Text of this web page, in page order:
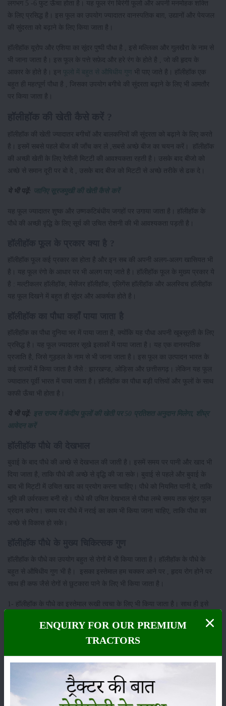
लगभग 5 -6 फुट ऊँचा होता है। यह फूल रंग बिरंगी फूलो और अपनी मनमोहक शक्ति
के लिए प्रसिद्ध है। इस फूल का उपयोग ज्यादातर वानस्पतिक बाग़, उद्यानों और पेयजल
की सुंदरता को बढ़ाने के लिए किया जाता है।
हॉलीहॉक यूरोप और एशिया का सूंदर पुष्पी पौधा है , इसे मल्लिका और गुलखैरा के नाम से
भी जाना जाता है। इस फूल के पत्ते सफ़ेद और हरे रंग के होते है , जो की हृदय के
आकार के होते है। इन
फूलो में बहुत से औषिधीय गुण
भी पाए जाते है। हॉलीहॉक एक
बहुत ही महत्पूर्ण पौधा है , जिसका उपयोग बगीचे की सुंदरता बढ़ाने के लिए भी आमतौर
पर किया जाता है।
हॉलीहॉक की खेती ज्यादातर बगीचों और बालकनियों की सुंदरता को बढ़ाने के लिए करते
है। इसमें सबसे पहले बीज की जाँच कर ले ,सबसे अच्छे बीज का चयन करें। हॉलीहॉक
की अच्छी खेती के लिए रेतीली मिटटी की आवश्यकता रहती है। उसके बाद बीजो को
अच्छे से समान दूरी पर बो दे , उसके बाद बीज को मिटटी से अच्छे तरीके से ढक दे।
ये भी पढ़ें: जानिए सूरजमुखी की खेती कैसे करें
यह फूल ज्यादातर शुष्क और उष्णकटिबंधीय जगहों पर उगाया जाता है। हॉलीहॉक के
पौधे की अच्छी वृद्धि के लिए सूर्य की उचित रोशनी की भी आवश्यकता पड़ती है।
हॉलीहॉक फूल कई प्रकार का होता है और इन सब की अपनी अलग-अलग खासियत भी
है। यह फूल रंगो के आधार पर भी अलग पाए जाते है। हॉलीहॉक फूल के मुख्य प्रकार ये
है : मल्टीकलर हॉलीहॉक, मेसेंजर हॉलीहॉक, एलिगेंस हॉलीहॉक और अलस्विच हॉलीहॉक
यह फूल दिखने में बहुत ही सूंदर और आकर्षक होते है।
हॉलीहॉक का पौधा दुनिया भर में पाया जाता है, क्योंकि यह पौधा अपनी खूबसूरती के लिए
प्रसिद्ध है। यह फूल ज्यादातर सूखे इलाकों में पाया जाता है। यह एक वानस्पतिक
प्रजाति है, जिसे गुड़हल के नाम से भी जाना जाता है। इस फूल का उत्पादन भारत के
कई राज्यों में किया जाता है जैसे : झारखण्ड, ओड़िसा और छत्तीसगढ़। लेकिन यह फूल
ज्यादातर पूर्वी भारत में पाया जाता है। हॉलीहॉक का पौधा बड़ी पत्तियों और फूलों के साथ
काफी ऊँचा भी होता है।
ये भी पढ़ें: इस राज्य में कंदीय फूलों की खेती पर 50 प्रतिशत अनुदान मिलेगा, शीघ्र
आवेदन करें
बुवाई के बाद पौधे की अच्छे से देखभाल की जाती है। इसमें समय पर पानी और खाद भी
दिया जाता है, ताकि पौधे की अच्छे से वृद्धि की जा सके। बुवाई से पहले और बुवाई के
बाद भी मिट्टी में उचित खाद का प्रयोग करना चाहिए। पौधे को नियमित पानी दे, ताकि
भूमि की उर्वरकता बनी रहे। पौधे की उचित देखभाल से पौधा लम्बे समय तक सूंदर फूल
प्रदान करेगा। समय पर पौधे में नराई का काम भी किया जाना चाहिए, ताकि पौधा का
अच्छे से विकास हो सके।
हॉलीहॉक के पौधे का उपयोग बहुत से रोगों में भी किया जाता है। हॉलीहॉक के पौधे के
बहुत से औषिधीय गुण भी है। इसका इस्तेमाल हम चक्कर आने पर , हृदय रोग होने पर
साथ ही कफ जैसे रोगों से छुटकारा पाने के लिए भी किया जाता है।
1- हॉलीहॉक के पौधे का इस्तेमाल रूखी त्वचा के लिए भी किया जाता है। साथ ही इसे
उपयोग बहुत सी चीजों में किया जाता है।
अनीमिया की कमी को भी दूर करने में सहायक सिद्ध होता है।
श्रेणी
ENQUIRY FOR OUR PREMIUM
TRACTORS